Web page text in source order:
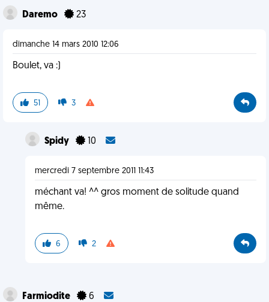
Daremo 23
dimanche 14 mars 2010 12:06
Boulet, va :)
51 3
Spidy 10
mercredi 7 septembre 2011 11:43
méchant va! ^^ gros moment de solitude quand
même.
6 2
Farmiodite 6